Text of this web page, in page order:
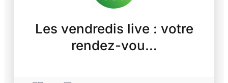
Les vendredis live : votre
rendez-vou…